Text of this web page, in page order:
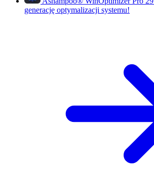
generację optymalizacji systemu!